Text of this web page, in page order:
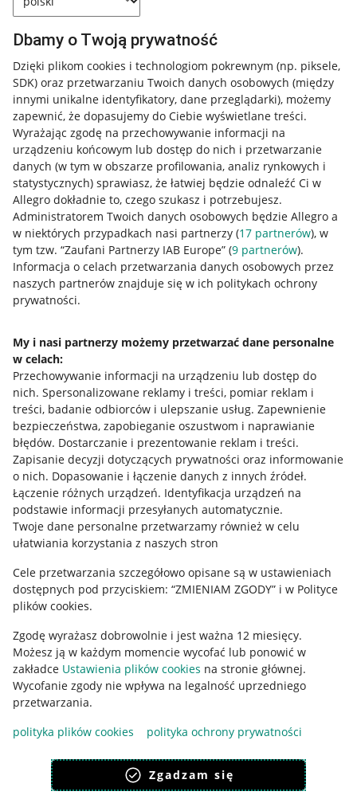
Dbamy o Twoją prywatność
Dzięki plikom cookies i technologiom pokrewnym (np. piksele,
SDK) oraz przetwarzaniu Twoich danych osobowych (między
innymi unikalne identyfikatory, dane przeglądarki), możemy
zapewnić, że dopasujemy do Ciebie wyświetlane treści.
Wyrażając zgodę na przechowywanie informacji na
urządzeniu końcowym lub dostęp do nich i przetwarzanie
danych (w tym w obszarze profilowania, analiz rynkowych i
statystycznych) sprawiasz, że łatwiej będzie odnaleźć Ci w
Allegro dokładnie to, czego szukasz i potrzebujesz.
Administratorem Twoich danych osobowych będzie Allegro a
w niektórych przypadkach nasi partnerzy (17 partnerów), w
tym tzw. “Zaufani Partnerzy IAB Europe” (9 partnerów).
Informacja o celach przetwarzania danych osobowych przez
naszych partnerów znajduje się w ich politykach ochrony
prywatności.
My i nasi partnerzy możemy przetwarzać dane personalne
w celach:
Przechowywanie informacji na urządzeniu lub dostęp do
nich. Spersonalizowane reklamy i treści, pomiar reklam i
treści, badanie odbiorców i ulepszanie usług. Zapewnienie
bezpieczeństwa, zapobieganie oszustwom i naprawianie
błędów. Dostarczanie i prezentowanie reklam i treści.
Zapisanie decyzji dotyczących prywatności oraz informowanie
o nich. Dopasowanie i łączenie danych z innych źródeł.
Łączenie różnych urządzeń. Identyfikacja urządzeń na
podstawie informacji przesyłanych automatycznie.
Twoje dane personalne przetwarzamy również w celu
ułatwiania korzystania z naszych stron
Cele przetwarzania szczegółowo opisane są w ustawieniach
dostępnych pod przyciskiem: “ZMIENIAM ZGODY” i w Polityce
plików cookies.
Zgodę wyrażasz dobrowolnie i jest ważna 12 miesięcy.
Możesz ją w każdym momencie wycofać lub ponowić w
zakładce Ustawienia plików cookies na stronie głównej.
Wycofanie zgody nie wpływa na legalność uprzedniego
przetwarzania.
polityka plików cookies
polityka ochrony prywatności
Zgadzam się
Przydatne informacje
Jak to działa
Allegro Gadane dla sprzedających
Allegro Gadane dla kupujących
Mapa miejscowości
Informacje prawne
Regulamin
Polityka plików "cookies"
Ustawienia plików "cookies"
Udostępnianie lokalizacji
Informacje dla Aktu o Usługach Cyfrowych
Pobierz aplikację